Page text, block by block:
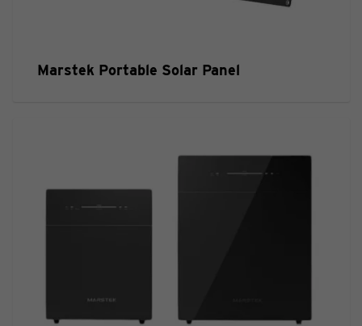
Marstek Portable Solar Panel